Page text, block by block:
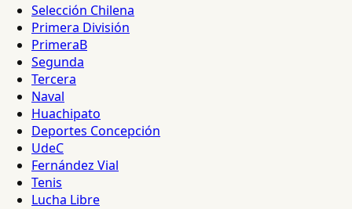
Selección Chilena
Primera División
PrimeraB
Segunda
Tercera
Naval
Huachipato
Deportes Concepción
UdeC
Fernández Vial
Tenis
Lucha Libre